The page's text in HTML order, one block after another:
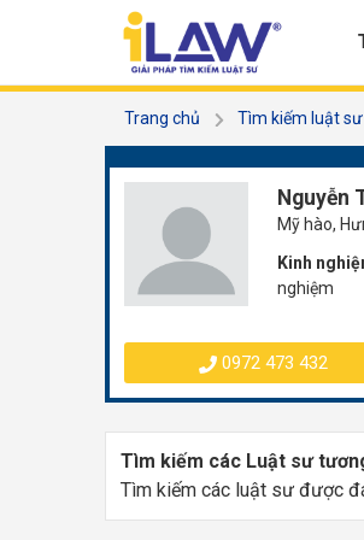
Trang chủ Tìm kiếm luật sư
Nguyễn
Mỹ hào,
Kinh
nghiệm
0972 473 432
Tìm kiếm các Luật sư
Tìm kiếm các luật sư được